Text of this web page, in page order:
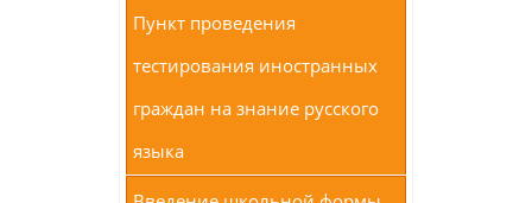
Пункт проведения
тестирования иностранных
граждан на знание русского
языка